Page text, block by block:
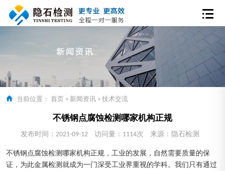
当前位置： 首页 > 新闻资讯 > 技术交流
不锈钢点腐蚀检测哪家机构正规
发布时间：2021-09-12 访问量：1114次 来源：隐石检测
不锈钢点腐蚀检测哪家机构正规，工业的发展，自然需要质量的保
证，为此金属检测就成为一门深受工业界重视的学科。我们只有通过